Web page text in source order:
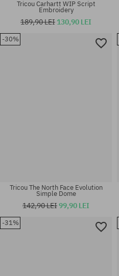
Mărimi existente:
Mărimi existente:
Tricou Carhartt WIP Script
Embroidery
189,90 LEI 130,90 LEI
-30%
Tricou The North Face Evolution
Simple Dome
142,90 LEI99,90 LEI
-31%